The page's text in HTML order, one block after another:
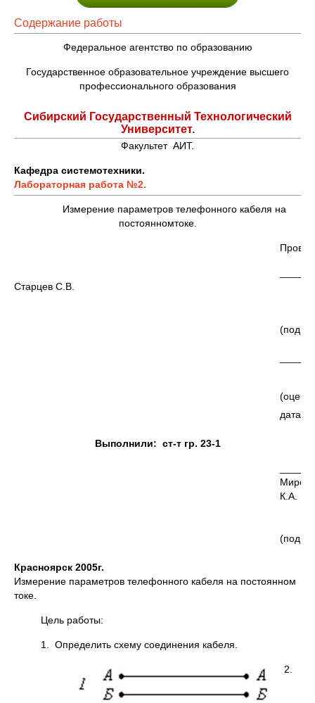
Содержание работы
Федеральное агентство по образованию
Государственное образовательное учреждение высшего
профессионального образования
Сибирский Государственный Технологический
Университет.
Факультет АИТ.
Кафедра системотехники.
Лабораторная работа №2.
Измерение параметров телефонного кабеля на
постоянномтоке.
Старцев С.В.
дата)
Выполнили: ст-т гр. 23-1
К.А.
Красноярск 2005г.
Измерение параметров телефонного кабеля на постоянном
токе.
Цель работы:
1. Определить схему соединения кабеля.
2.